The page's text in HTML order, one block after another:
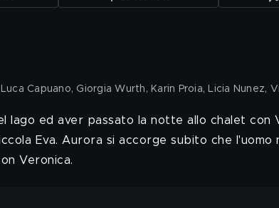
Capuano, Giorgia Wurth, Karin Proia, Licia Nunez,
lago ed aver passato la notte allo chalet con
Eva. Aurora si accorge subito che l'uomo
Veronica.